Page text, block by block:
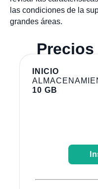
las condiciones de la
grandes áreas.
Precios
INICIO
10 GB